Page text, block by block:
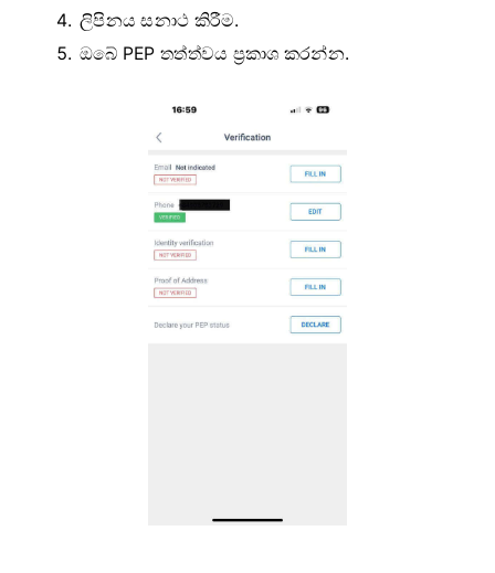
ලිපිනය සනාථ කිරීම.
ඔබේ PEP තත්ත්වය ප්‍රකාශ කරන්න.